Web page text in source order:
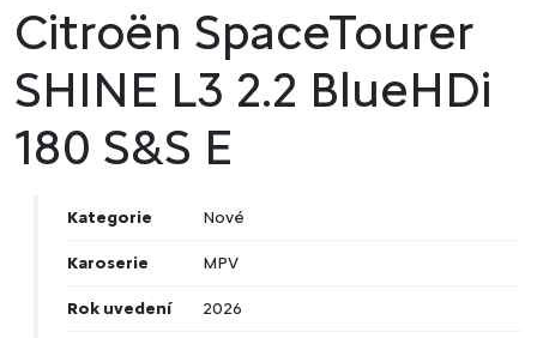
Citroën SpaceTourer
SHINE L3 2.2 BlueHDi
180 S&S E
Kategorie Nové
Karoserie MPV
Rok uvedení 2026